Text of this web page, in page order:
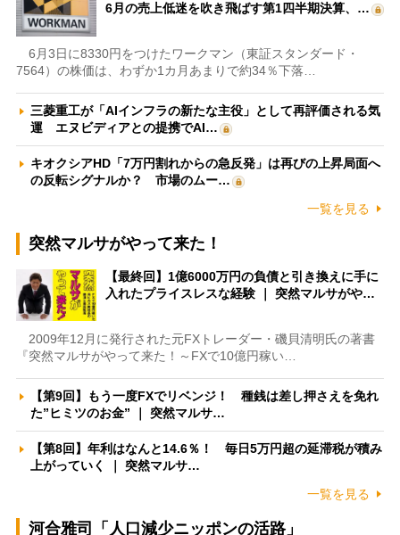
6月の売上低迷を吹き飛ばす第1四半期決算、…
6月3日に8330円をつけたワークマン（東証スタンダード・
7564）の株価は、わずか1カ月あまりで約34％下落…
三菱重工が「AIインフラの新たな主役」として再評価される気
運 エヌビディアとの提携でAI…
キオクシアHD「7万円割れからの急反発」は再びの上昇局面へ
の反転シグナルか？ 市場のムー…
一覧を見る
突然マルサがやって来た！
【最終回】1億6000万円の負債と引き換えに手に
入れたプライスレスな経験 ｜ 突然マルサがや…
2009年12月に発行された元FXトレーダー・磯貝清明氏の著書
『突然マルサがやって来た！～FXで10億円稼い…
【第9回】もう一度FXでリベンジ！ 種銭は差し押さえを免れ
た”ヒミツのお金” ｜ 突然マルサ…
【第8回】年利はなんと14.6％！ 毎日5万円超の延滞税が積み
上がっていく ｜ 突然マルサ…
一覧を見る
河合雅司「人口減少ニッポンの活路」